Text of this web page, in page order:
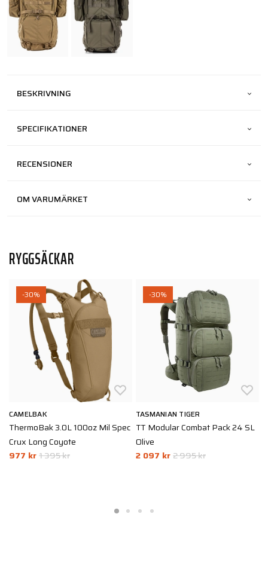
BESKRIVNING
SPECIFIKATIONER
RECENSIONER
OM VARUMÄRKET
RYGGSÄCKAR
-30%
CAMELBAK
ThermoBak 3.0L 100oz Mil Spec
Crux Long Coyote
977 kr1 395 kr
-30%
TASMANIAN TIGER
TT Modular Combat Pack 24 SL
Olive
2 097 kr2 995 kr